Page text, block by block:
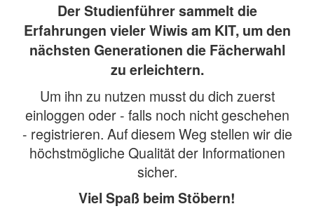
Der Studienführer sammelt die
Erfahrungen vieler Wiwis am KIT, um den
nächsten Generationen die Fächerwahl
zu erleichtern.
Um ihn zu nutzen musst du dich zuerst
einloggen oder - falls noch nicht geschehen
- registrieren. Auf diesem Weg stellen wir die
höchstmögliche Qualität der Informationen
sicher.
Viel Spaß beim Stöbern!